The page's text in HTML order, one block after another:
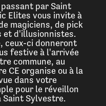
passant par Saint
Elites vous invite à
magiciens, de pick
et d'illusionnistes.
ceux-ci donneront
festive à l'arrivée
commune, au
CE organise ou à la
dans votre
pour le réveillon
Saint Sylvestre.